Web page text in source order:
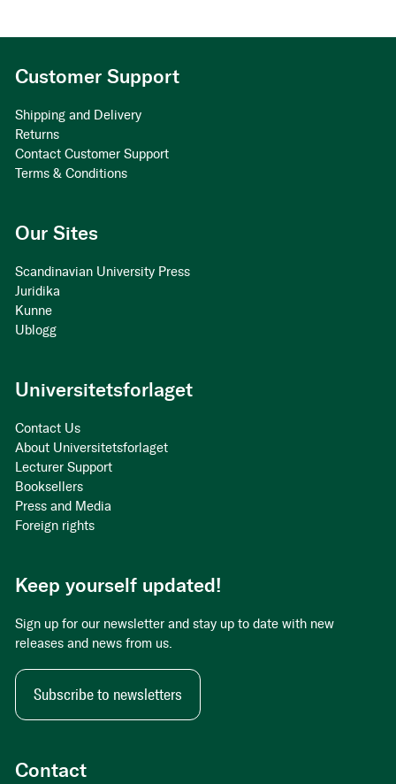
Contact
Customer Support
Shipping and Delivery
Returns
Contact Customer Support
Terms & Conditions
Our Sites
Scandinavian University Press
Juridika
Kunne
Ublogg
Universitetsforlaget
Contact Us
About Universitetsforlaget
Lecturer Support
Booksellers
Press and Media
Foreign rights
Keep yourself updated!
Sign up for our newsletter and stay up to date with new
releases and news from us.
Subscribe to newsletters